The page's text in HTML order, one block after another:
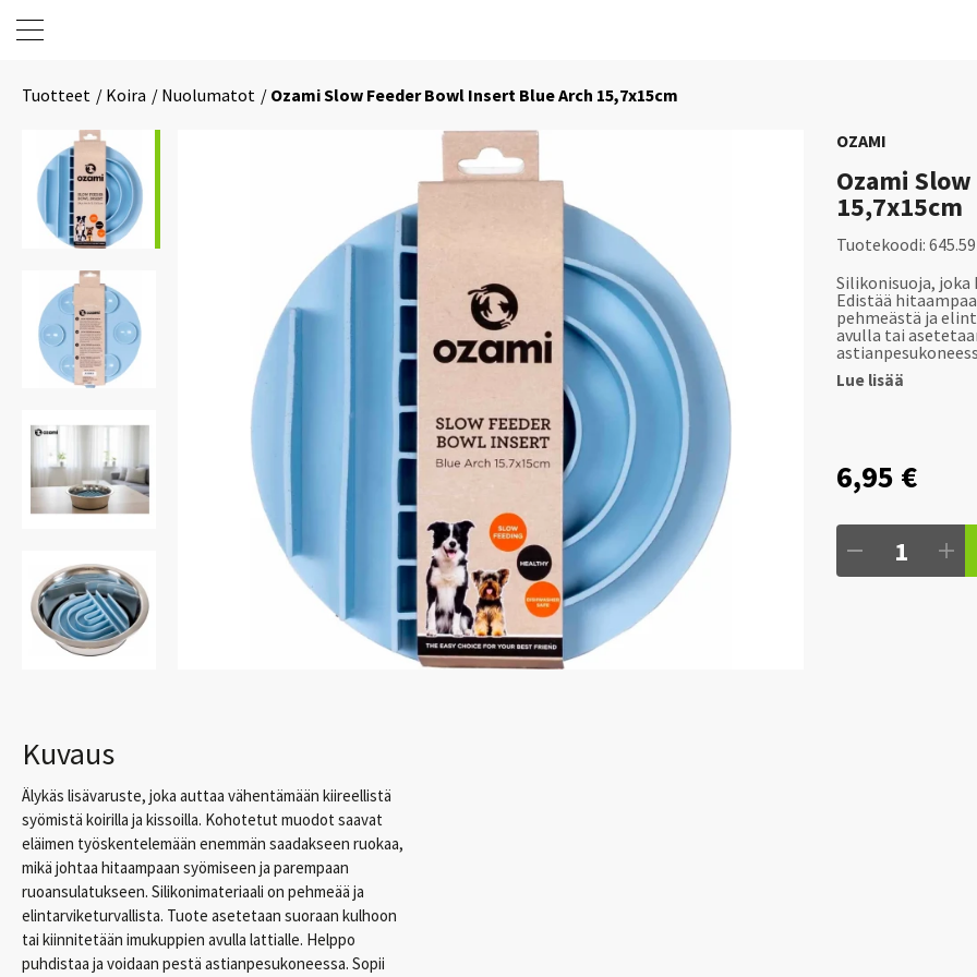
Tuotteet Koira Nuolumatot Ozami Slow Feeder Bowl Insert Blue Arch 15,7x15cm
OZAMI
Ozami
15,7x15cm
Tuotekoodi:
Silikonisuoja,
Edistää
pehmeästä ja
avulla tai
Lue lisää
6,95 €
Kuvaus
Älykäs lisävaruste, joka auttaa vähentämään kiireellistä
syömistä koirilla ja kissoilla. Kohotetut muodot saavat
eläimen työskentelemään enemmän saadakseen ruokaa,
mikä johtaa hitaampaan syömiseen ja parempaan
ruoansulatukseen. Silikonimateriaali on pehmeää ja
elintarviketurvallista. Tuote asetetaan suoraan kulhoon
tai kiinnitetään imukuppien avulla lattialle. Helppo
puhdistaa ja voidaan pestä astianpesukoneessa. Sopii